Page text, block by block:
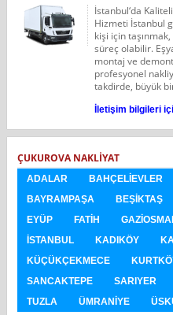
İstanbul‘da
Hizmeti İstanbul
kişi için
süreç olabilir.
montaj ve
profesyonel
takdirde, büyük bir
İletişim bilgileri
ÇUKUROVA NAKLIYAT
ADALAR BAHÇELIEVLER
BAYRAMPAŞA
BEŞIKTAŞ
EYÜP
FATIH
İSTANBUL
KADIKÖY
KÜÇÜKÇEKMECE
SANCAKTEPE
SARIYER
TUZLA
ÜMRANIYE